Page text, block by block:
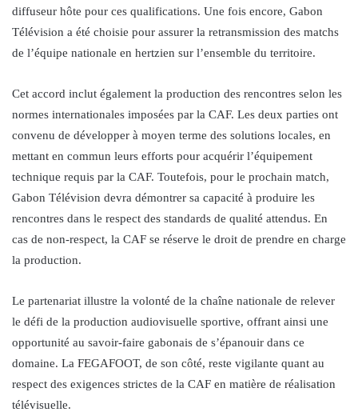
diffuseur hôte pour ces qualifications. Une fois encore, Gabon
Télévision a été choisie pour assurer la retransmission des matchs
de l’équipe nationale en hertzien sur l’ensemble du territoire.
Cet accord inclut également la production des rencontres selon les
normes internationales imposées par la CAF. Les deux parties ont
convenu de développer à moyen terme des solutions locales, en
mettant en commun leurs efforts pour acquérir l’équipement
technique requis par la CAF. Toutefois, pour le prochain match,
Gabon Télévision devra démontrer sa capacité à produire les
rencontres dans le respect des standards de qualité attendus. En
cas de non-respect, la CAF se réserve le droit de prendre en charge
la production.
Le partenariat illustre la volonté de la chaîne nationale de relever
le défi de la production audiovisuelle sportive, offrant ainsi une
opportunité au savoir-faire gabonais de s’épanouir dans ce
domaine. La FEGAFOOT, de son côté, reste vigilante quant au
respect des exigences strictes de la CAF en matière de réalisation
télévisuelle.